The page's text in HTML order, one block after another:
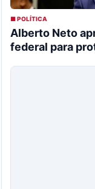
■ POLÍTICA
Alberto Neto
federal para